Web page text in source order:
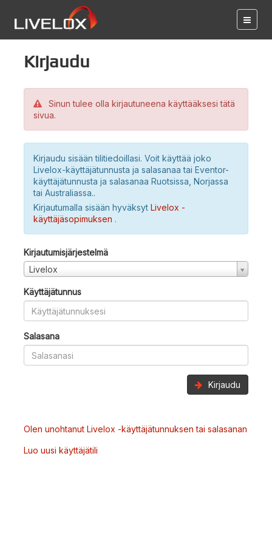
Kirjaudu
Sinun tulee olla kirjautuneena käyttääksesi tätä
sivua.
Kirjaudu sisään tilitiedoillasi. Voit käyttää joko
Livelox-käyttäjätunnusta ja salasanaa tai Eventor-
käyttäjätunnusta ja salasanaa Ruotsissa, Norjassa
tai Australiassa..
Kirjautumalla sisään hyväksyt Livelox -
käyttäjäsopimuksen .
Kirjautumisjärjestelmä
Livelox
Käyttäjätunnus
Salasana
Kirjaudu
Olen unohtanut Livelox -käyttäjätunnuksen tai salasanan
Luo uusi käyttäjätili